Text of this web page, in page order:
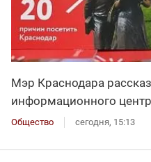
Мэр Краснодара
информационного
Общество сегодня, 15:13